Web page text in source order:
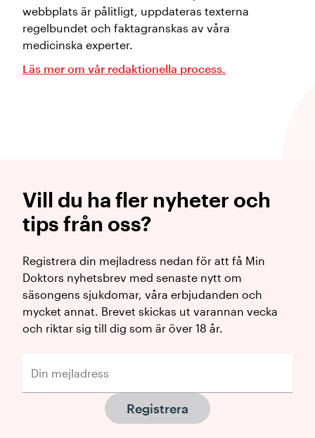
webbplats är pålitligt, uppdateras texterna
regelbundet och faktagranskas av våra
medicinska experter.
Läs mer om vår redaktionella process.
Vill du ha fler nyheter och
tips från oss?
Registrera din mejladress nedan för att få Min
Doktors nyhetsbrev med senaste nytt om
säsongens sjukdomar, våra erbjudanden och
mycket annat. Brevet skickas ut varannan vecka
och riktar sig till dig som är över 18 år.
Registrera